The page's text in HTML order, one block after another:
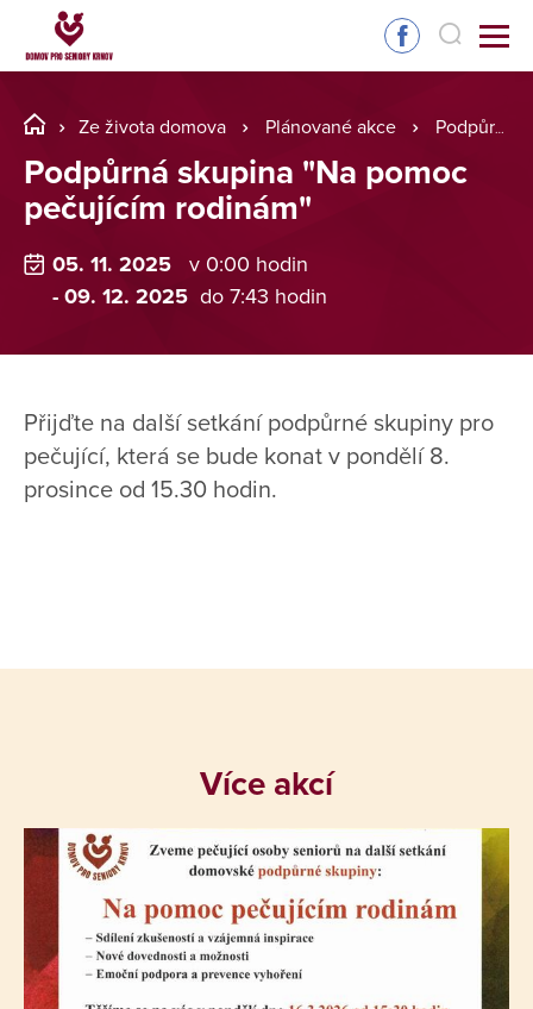
Ze života domova Plánované akce Podpůrná skupina "Na pomoc pečujícím rodinám"
Podpůrná skupina "Na pomoc
pečujícím rodinám"
05. 11. 2025
v 0:00 hodin
- 09. 12. 2025 do 7:43 hodin
Přijďte na další setkání podpůrné skupiny pro
pečující, která se bude konat v pondělí 8.
prosince od 15.30 hodin.
Více akcí